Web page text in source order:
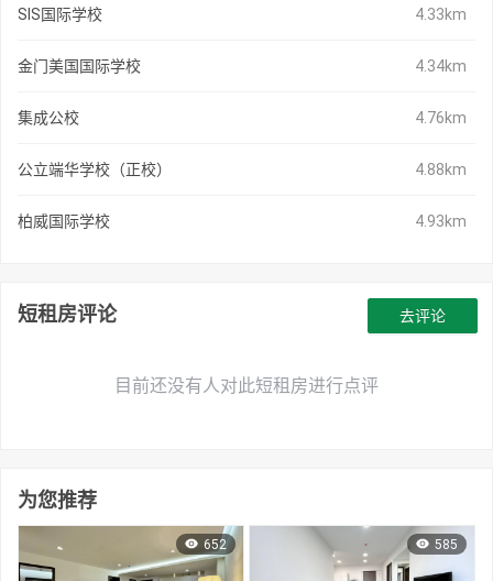
SIS国际学校 4.33km
金门美国国际学校 4.34km
集成公校 4.76km
公立端华学校（正校） 4.88km
柏威国际学校 4.93km
短租房评论
目前还没有人对此短租房进行点评
去评论
为您推荐
652 585